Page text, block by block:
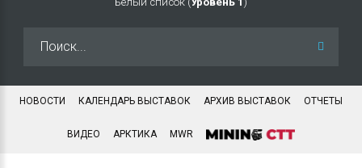
НОВОСТИ КАЛЕНДАРЬ ВЫСТАВОК АРХИВ ВЫСТАВОК ОТЧЕТЫ
ВИДЕО АРКТИКА MWR